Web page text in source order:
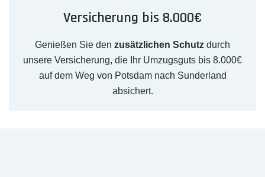
Versicherung bis 8.000€
Genießen Sie den zusätzlichen Schutz durch
unsere Versicherung, die Ihr Umzugsguts bis 8.000€
auf dem Weg von Potsdam nach Sunderland
absichert.